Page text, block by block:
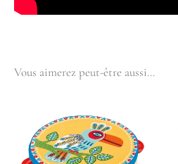
Vous aimerez peut-être aussi…